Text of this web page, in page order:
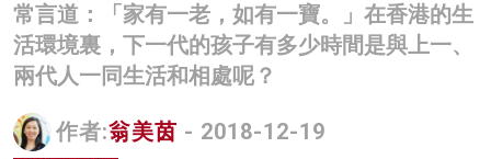
商業
科技
影片
常言道：「家有一老，如有一寶。」在香港的生
活環境裏，下一代的孩子有多少時間是與上一、
兩代人一同生活和相處呢？
作者:翁美茵 - 2018-12-19